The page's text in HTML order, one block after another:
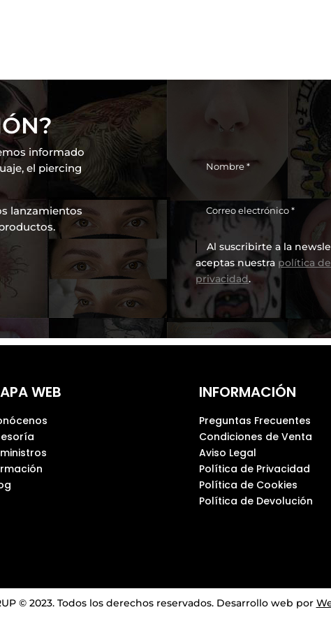
informado
el piercing
lanzamientos
Al suscribirte a la
aceptas nuestra política de
privacidad.
WEB INFORMACIÓN
Preguntas Frecuentes
Condiciones de Venta
Aviso Legal
Política de Privacidad
Política de Cookies
Política de Devolución
© 2023. Todos los derechos reservados. Desarrollo web por